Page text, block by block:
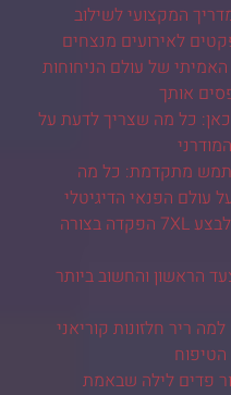
המקצועי לשילוב
לאירועים מנצחים
של עולם הניחוחות
אותך
כל מה שצריך לדעת על
מתקדמת: כל מה
השער למשחק הגדול: איך לבצע 7XL הפקדה בצורה
הראשון והחשוב ביותר
ריר חלזונות קוריאני
פדים לילה שבאמת